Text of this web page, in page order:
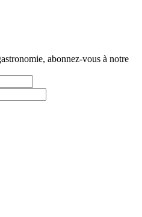
abonnez-vous à notre